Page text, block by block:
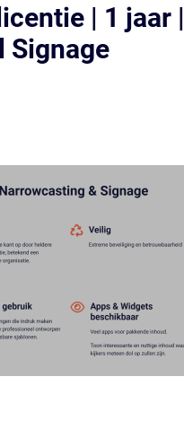
| 1 jaar |
Signage